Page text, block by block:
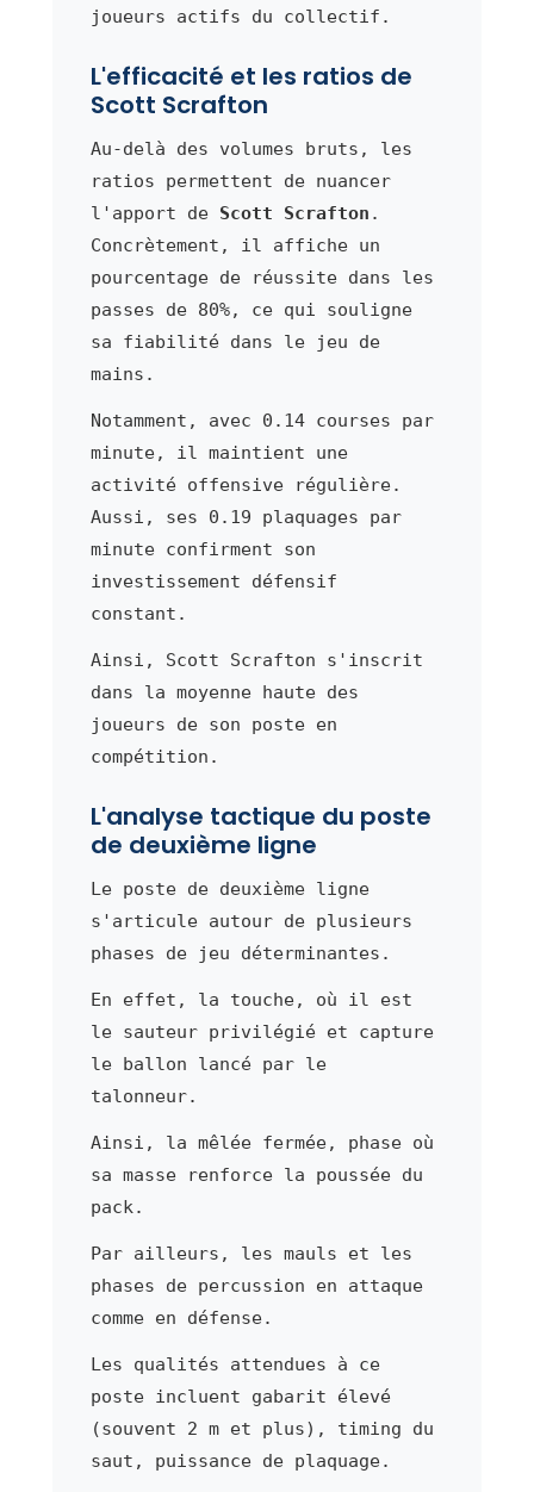
joueurs actifs du collectif.
L'efficacité et les ratios de
Scott Scrafton
Au-delà des volumes bruts, les
ratios permettent de nuancer
l'apport de Scott Scrafton .
Concrètement, il affiche un
pourcentage de réussite dans les
passes de 80%, ce qui souligne
sa fiabilité dans le jeu de
mains.
Notamment, avec 0.14 courses par
minute, il maintient une
activité offensive régulière.
Aussi, ses 0.19 plaquages par
minute confirment son
investissement défensif
constant.
Ainsi, Scott Scrafton s'inscrit
dans la moyenne haute des
joueurs de son poste en
compétition.
L'analyse tactique du poste
de deuxième ligne
Le poste de deuxième ligne
s'articule autour de plusieurs
phases de jeu déterminantes.
En effet, la touche, où il est
le sauteur privilégié et capture
le ballon lancé par le
talonneur.
Ainsi, la mêlée fermée, phase où
sa masse renforce la poussée du
pack.
Par ailleurs, les mauls et les
phases de percussion en attaque
comme en défense.
Les qualités attendues à ce
poste incluent gabarit élevé
(souvent 2 m et plus), timing du
saut, puissance de plaquage.